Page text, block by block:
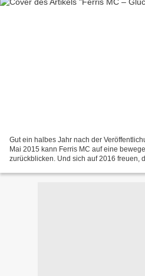
Gut ein halbes Jahr nach der
Mai 2015 kann Ferris MC auf eine
zurückblicken. Und sich auf 2016 freuen,